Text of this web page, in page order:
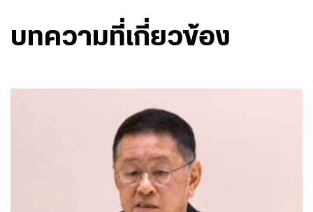
บทความที่เกี่ยวข้อง